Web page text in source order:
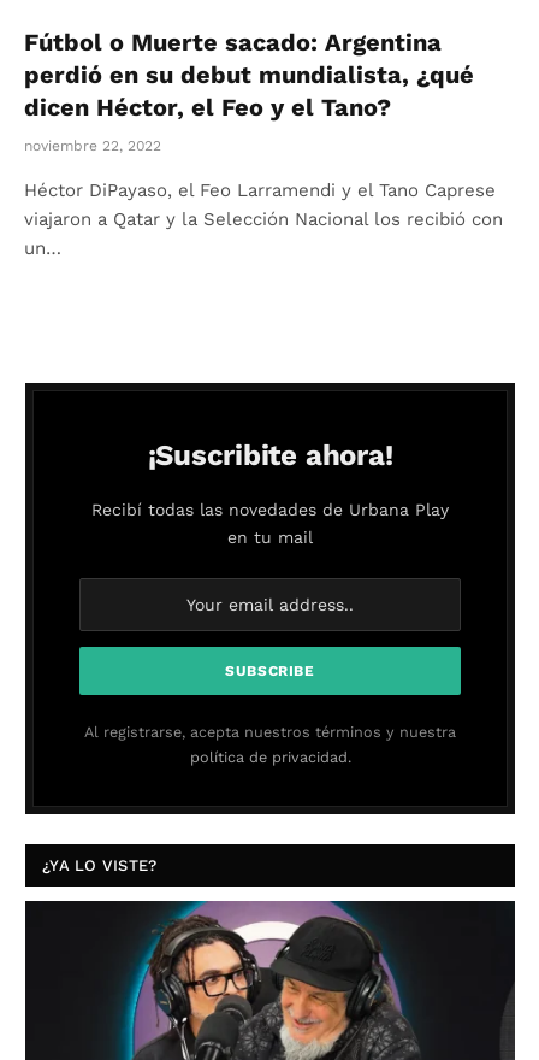
Fútbol o Muerte sacado: Argentina
perdió en su debut mundialista, ¿qué
dicen Héctor, el Feo y el Tano?
noviembre 22, 2022
Héctor DiPayaso, el Feo Larramendi y el Tano Caprese
viajaron a Qatar y la Selección Nacional los recibió con
un…
¡Suscribite ahora!
Recibí todas las novedades de Urbana Play
en tu mail
Al registrarse, acepta nuestros términos y nuestra
política de privacidad.
¿YA LO VISTE?